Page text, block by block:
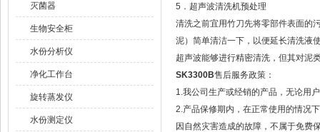
灭菌器
生物安全柜
水份分析仪
净化工作台
旋转蒸发仪
水份测定仪
5．超声波清洗机预处理
清洗之前宜用竹刀先将零部件表面的
泥）简单清洁一下，以便延长清洗液
超声波能够进行精密清洗，但其对泥
SK3300B售后服务政策：
1.我公司生产或经销的产品，无论用
2.产品保修期内，在正常使用的情况
因自然灾害造成的故障，不属于免费